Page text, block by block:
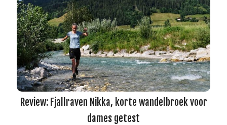
Review: Fjallraven Nikka, korte wandelbroek voor
dames getest